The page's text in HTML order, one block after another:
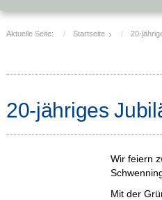
Aktuelle Seite: Startseite 20-
20-jähriges
Wir feiern
Mit der